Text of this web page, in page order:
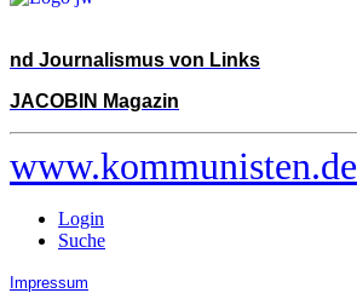
nd Journalismus von Links
JACOBIN Magazin
www.kommunisten.de
Login
Suche
Impressum